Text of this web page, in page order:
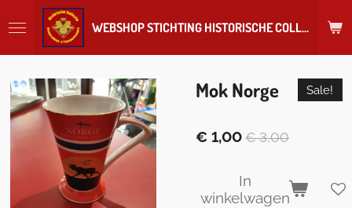
direct
hoofdinhoud
WEBSHOP STICHTING HISTORISCHE COLLECTIE REGIMENT
Mok Norge Sale!
€ 1,00 € 3,00
In
winkelwagen